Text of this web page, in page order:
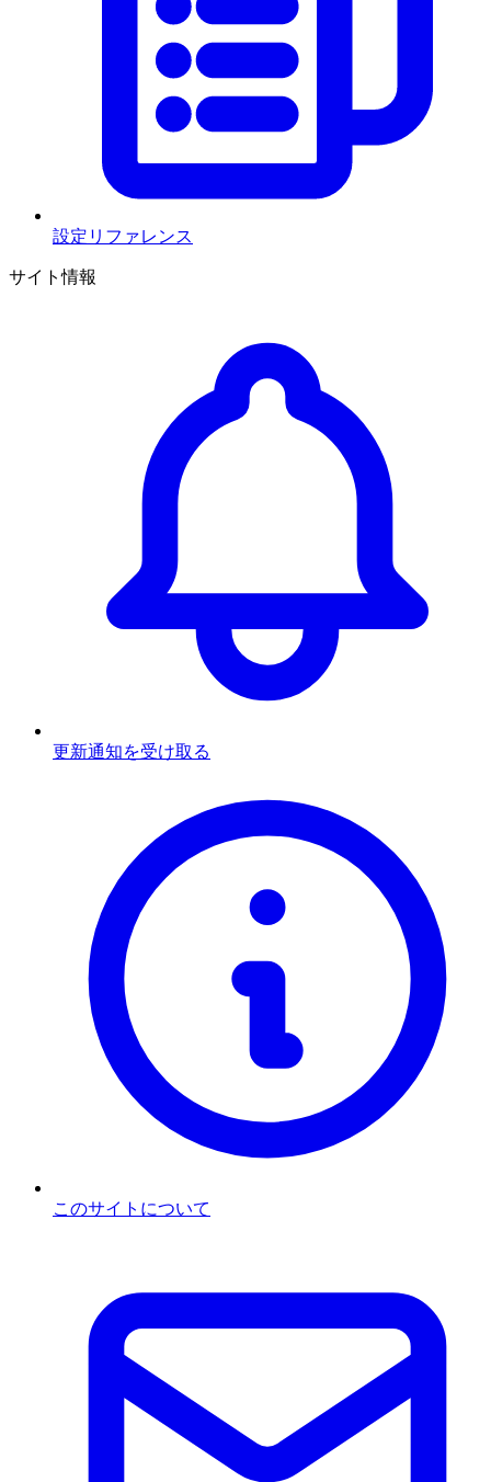
設定リファレンス
サイト情報
更新通知を受け取る
このサイトについて